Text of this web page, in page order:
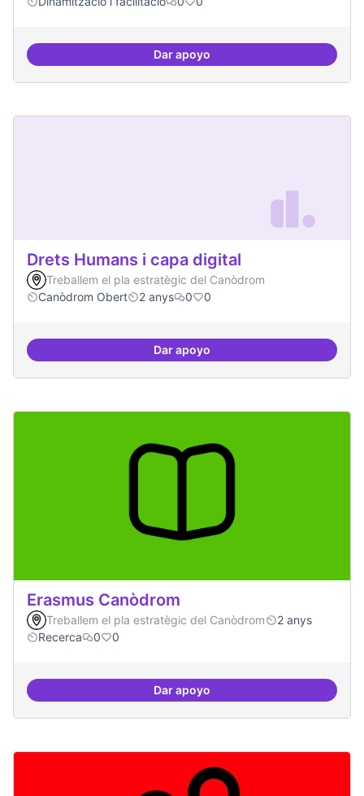
Dar apoyoDinamització de la participació
Drets Humans i capa digital
Treballem el pla estratègic del Canòdrom
Canòdrom Obert
2 anys 0 0
Dar apoyoDrets Humans i capa digital
Erasmus Canòdrom
Treballem el pla estratègic del Canòdrom
2 anys
Recerca
0 0
Dar apoyoErasmus Canòdrom